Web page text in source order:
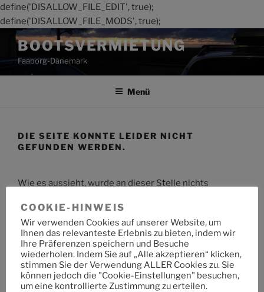
define('DISALLOW_FILE_EDIT', true);
define('DISALLOW_FILE_MODS', true);
Zum
Inhalt
springen
BOOTSVERMIETUNG
Faaborg-Dänemark
Menü
DIE SEITE KONNTE LEIDER NICHT
GEFUNDEN WERDEN.
Wie es aussieht, wurde an dieser Stelle nichts
Suche
nach:
COOKIE-HINWEIS
Wir verwenden Cookies auf unserer Website, um
Ihnen das relevanteste Erlebnis zu bieten, indem wir
Ihre Präferenzen speichern und Besuche
wiederholen. Indem Sie auf „Alle akzeptieren“ klicken,
stimmen Sie der Verwendung ALLER Cookies zu. Sie
können jedoch die "Cookie-Einstellungen" besuchen,
um eine kontrollierte Zustimmung zu erteilen.